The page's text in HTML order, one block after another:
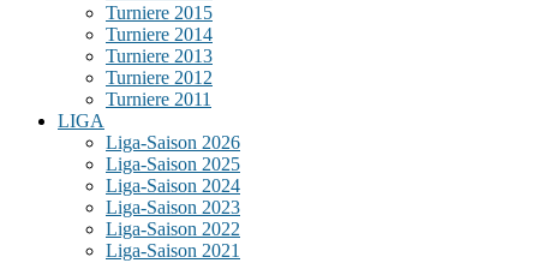
Turniere 2015
Turniere 2014
Turniere 2013
Turniere 2012
Turniere 2011
LIGA
Liga-Saison 2026
Liga-Saison 2025
Liga-Saison 2024
Liga-Saison 2023
Liga-Saison 2022
Liga-Saison 2021